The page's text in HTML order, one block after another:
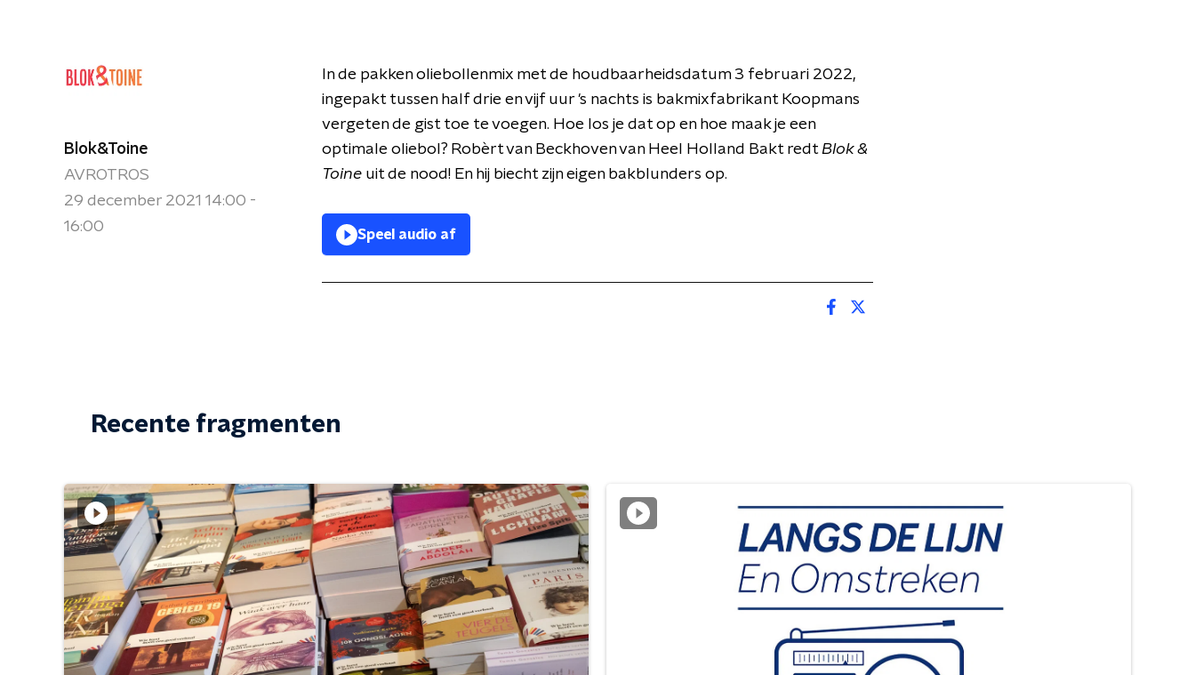
Blok&Toine
AVROTROS
29 december 2021 14:00 -
16:00
In de pakken oliebollenmix met de houdbaarheidsdatum 3 februari 2022,
ingepakt tussen half drie en vijf uur 's nachts is bakmixfabrikant Koopmans
vergeten de gist toe te voegen. Hoe los je dat op en hoe maak je een
optimale oliebol? Robèrt van Beckhoven van Heel Holland Bakt redt Blok &
Toine uit de nood! En hij biecht zijn eigen bakblunders op.
Speel audio af
Recente fragmenten